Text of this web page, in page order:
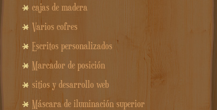
cajas de madera
Varios cofres
Escritos personalizados
Marcador de posición
sitios y desarrollo web
Máscara de iluminación superior